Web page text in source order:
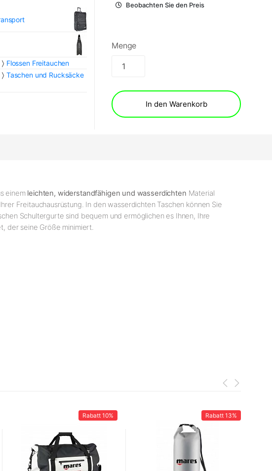
Flossen Freitauchen
Taschen und Rucksäcke
Beobachten Sie den Preis
Menge
In den Warenkorb
einem leichten, widerstandfähigen und wasserdichten Material
Freitauchausrüstung. In den wasserdichten Taschen können Sie
Schultergurte sind bequem und ermöglichen es Ihnen, Ihre
der seine Größe minimiert.
Rabatt 10% Rabatt 13%